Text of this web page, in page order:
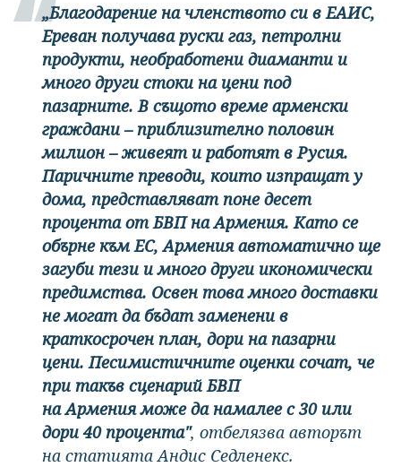
„Благодарение на членството си в ЕАИС,
Ереван получава руски газ, петролни
продукти, необработени диаманти и
много други стоки на цени под
пазарните. В същото време арменски
граждани – приблизително половин
милион – живеят и работят в Русия.
Паричните преводи, които изпращат у
дома, представляват поне десет
процента от БВП на Армения. Като се
обърне към ЕС, Армения автоматично ще
загуби тези и много други икономически
предимства. Освен това много доставки
не могат да бъдат заменени в
краткосрочен план, дори на пазарни
цени. Песимистичните оценки сочат, че
при такъв сценарий БВП
на Армения може да намалее с 30 или
дори 40 процента", отбелязва авторът
на статията Андис Седленекс.